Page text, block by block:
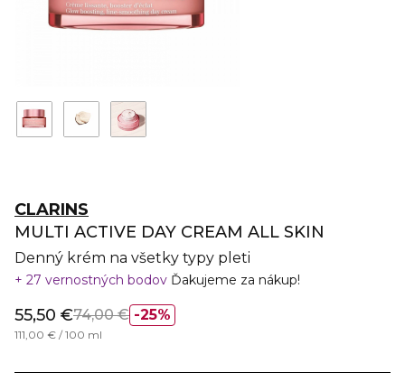
CLARINS
MULTI ACTIVE DAY CREAM ALL SKIN
Denný krém na všetky typy pleti
27 vernostných bodov Ďakujeme za nákup!
25%
55,50 €74,00 €
111,00 € / 100 ml